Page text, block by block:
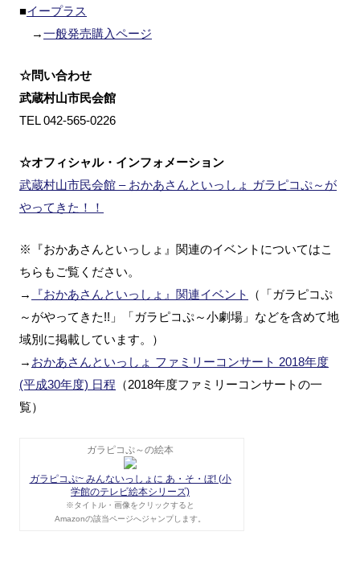
■イープラス
→一般発売購入ページ
☆問い合わせ
武蔵村山市民会館
TEL 042-565-0226
☆オフィシャル・インフォメーション
武蔵村山市民会館 – おかあさんといっしょ ガラピコぷ～が
やってきた！！
※『おかあさんといっしょ』関連のイベントについてはこ
ちらもご覧ください。
→
『おかあさんといっしょ』関連イベント
（「ガラピコぷ
～がやってきた!!」「ガラピコぷ～小劇場」などを含めて地
域別に掲載しています。）
→ おかあさんといっしょ ファミリーコンサート 2018年度
(平成30年度) 日程 （2018年度ファミリーコンサートの一
覧）
ガラピコぷ～の絵本
ガラピコぷ~ みんないっしょに あ・そ・ぼ! (小
学館のテレビ絵本シリーズ)
※タイトル・画像をクリックすると
Amazonの該当ページへジャンプします。